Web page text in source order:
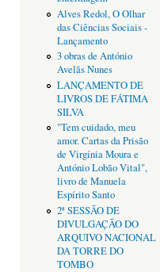
Alves Redol, O Olhar
das Ciências Sociais -
Lançamento
3 obras de António
Avelãs Nunes
LANÇAMENTO DE
LIVROS DE FÁTIMA
SILVA
"Tem cuidado, meu
amor. Cartas da Prisão
de Virgínia Moura e
António Lobão Vital",
livro de Manuela
Espírito Santo
2ª SESSÃO DE
DIVULGAÇÃO DO
ARQUIVO NACIONAL
DA TORRE DO
TOMBO